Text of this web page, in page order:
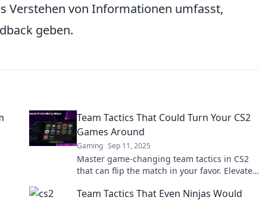
Verstehen von Informationen umfasst,
geben.
Team Tactics That Could Turn Your CS2
Games Around
Gaming Sep 11, 2025
Master game-changing team tactics in CS2
that can flip the match in your favor. Elevate
Team Tactics That Even Ninjas Would